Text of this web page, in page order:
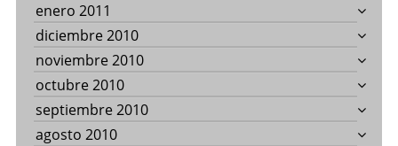
enero 2011
diciembre 2010
noviembre 2010
octubre 2010
septiembre 2010
agosto 2010